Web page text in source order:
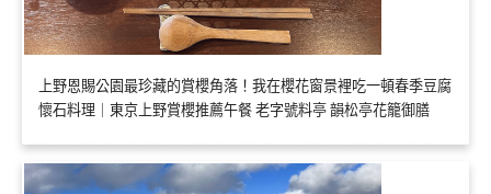
上野恩賜公園最珍藏的賞櫻角落！我在櫻花窗景裡吃一頓春季豆腐
懷石料理｜東京上野賞櫻推薦午餐 老字號料亭 韻松亭花籠御膳